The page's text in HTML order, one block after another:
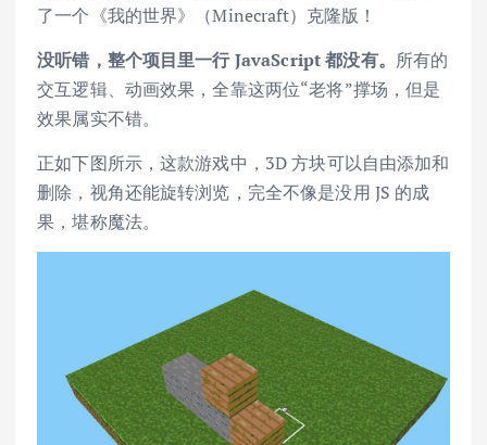
了一个《我的世界》（Minecraft）克隆版！
没听错，整个项目里一行 JavaScript 都没有。 所有的
交互逻辑、动画效果，全靠这两位“老将”撑场，但是
效果属实不错。
正如下图所示，这款游戏中，3D 方块可以自由添加和
删除，视角还能旋转浏览，完全不像是没用 JS 的成
果，堪称魔法。